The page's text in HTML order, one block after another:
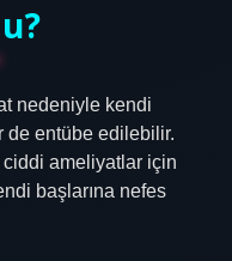
nedeniyle kendi
de entübe edilebilir.
ameliyatlar için
başlarına nefes